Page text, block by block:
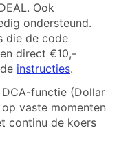
Ook
ondersteund.
die de code
direct €10,-
instructies.
functie (Dollar
vaste momenten
continu de koers